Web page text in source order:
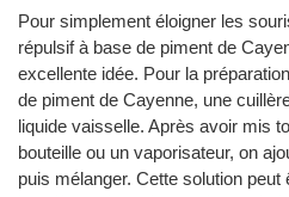
Pour simplement éloigner les
répulsif à base de piment de
excellente idée. Pour la
de piment de Cayenne, une
liquide vaisselle. Après avoir mis
bouteille ou un vaporisateur, on
puis mélanger. Cette solution